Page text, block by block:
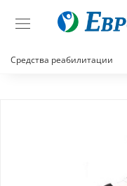
Средства реабилитации